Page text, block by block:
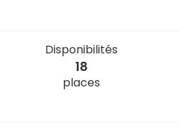
Disponibilités
18
places